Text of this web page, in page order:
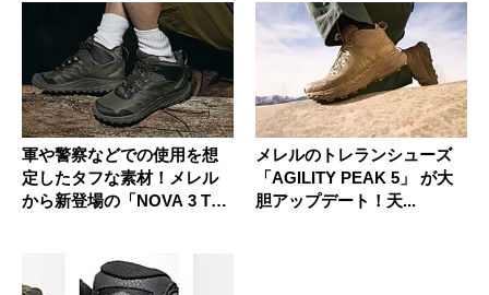
軍や警察などでの使用を想
定したタフな素材！メレル
から新登場の「NOVA 3 T
メレルのトレランシューズ
「AGILITY PEAK 5」 が大
胆アップデート！天...